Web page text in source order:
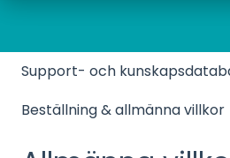
Support- och
Beställning & allmänna villkor